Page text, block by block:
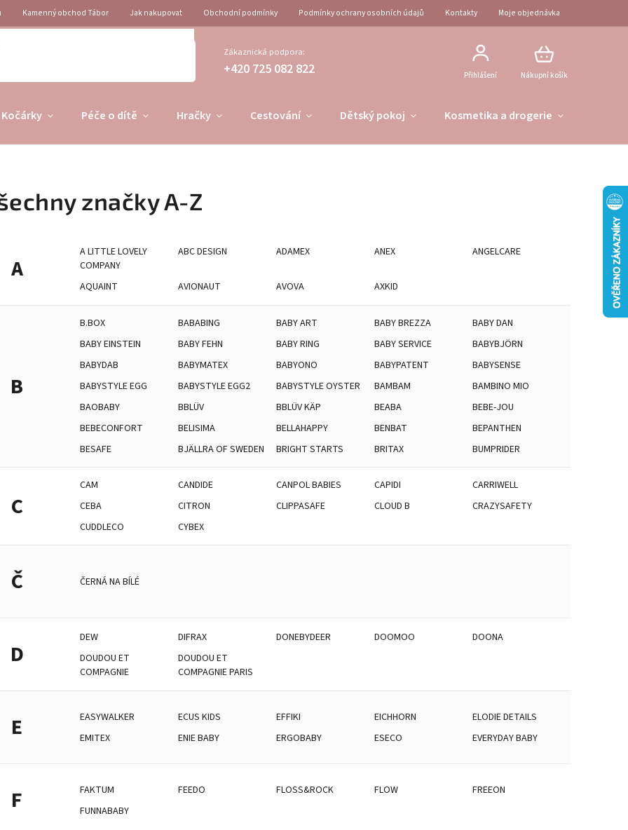
Kamenný obchod Tábor Jak nakupovat Obchodní podmínky Podmínky ochrany osobních údajů Kontakty Moje objednávka
Zákaznická podpora:
+420 725 082 822 Nákupní košík
Přihlášení
Kočárky Péče o dítě Hračky Cestování Dětský pokoj Kosmetika a drogerie
značky A-Z
A
A LITTLE LOVELY
COMPANY
ABC DESIGN ADAMEX ANEX ANGELCARE
AQUAINT AVIONAUT AVOVA AXKID
B
B.BOX BABABING BABY ART BABY BREZZA
BABY DAN
BABY EINSTEIN
BABY FEHN BABY RING BABY SERVICE
BABYBJÖRN
BABYDAB
BABYMATEX BABYONO BABYPATENT
BABYSENSE
BABYSTYLE EGG
BABYSTYLE EGG2 BABYSTYLE OYSTER BAMBAM
BAMBINO MIO
BAOBABY
BBLÜV BBLÜV KÄP BEABA
BEBE-JOU
BEBECONFORT
BELISIMA BELLAHAPPY BENBAT
BEPANTHEN
BESAFE
BJÄLLRA OF SWEDEN BRIGHT STARTS BRITAX BUMPRIDER
C
CAM CANDIDE CANPOL BABIES CAPIDI
CARRIWELL
CEBA
CITRON CLIPPASAFE CLOUD B
CRAZYSAFETY
CUDDLECO
CYBEX
Č ČERNÁ NA BÍLÉ
D
DEW DIFRAX DONEBYDEER DOOMOO
DOONA
DOUDOU ET
COMPAGNIE
DOUDOU ET
COMPAGNIE PARIS
E EASYWALKER ECUS KIDS EFFIKI EICHHORN
ELODIE DETAILS
EMITEX
ENIE BABY ERGOBABY ESECO EVERYDAY BABY
F FAKTUM FEEDO FLOSS&ROCK FLOW
FREEON
FUNNABABY